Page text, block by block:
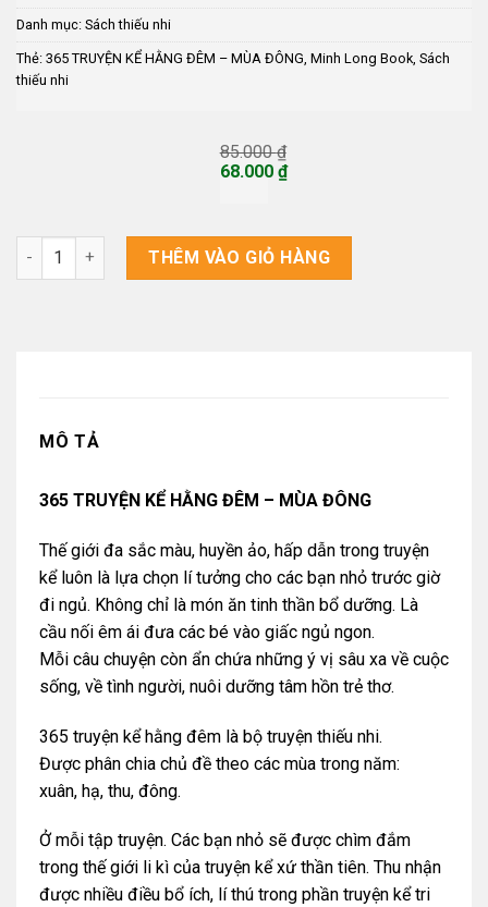
Danh mục: Sách thiếu nhi
Thẻ: 365 TRUYỆN KỂ HẰNG ĐÊM – MÙA ĐÔNG, Minh Long Book, Sách
thiếu nhi
85.000₫
Giá
68.000 ₫
là:
68.000 ₫.
365 TRUYỆN KỂ HẰNG ĐÊM – MÙA ĐÔNG số lượng
THÊM VÀO GIỎ HÀNG
MÔ TẢ
365 TRUYỆN KỂ HẰNG ĐÊM – MÙA ĐÔNG
Thế giới đa sắc màu, huyền ảo, hấp dẫn trong truyện
kể luôn là lựa chọn lí tưởng cho các bạn nhỏ trước giờ
đi ngủ. Không chỉ là món ăn tinh thần bổ dưỡng. Là
cầu nối êm ái đưa các bé vào giấc ngủ ngon.
Mỗi câu chuyện còn ẩn chứa những ý vị sâu xa về cuộc
sống, về tình người, nuôi dưỡng tâm hồn trẻ thơ.
365 truyện kể hằng đêm là bộ truyện thiếu nhi.
Được phân chia chủ đề theo các mùa trong năm:
xuân, hạ, thu, đông.
Ở mỗi tập truyện. Các bạn nhỏ sẽ được chìm đắm
trong thế giới li kì của truyện kể xứ thần tiên. Thu nhận
được nhiều điều bổ ích, lí thú trong phần truyện kể tri